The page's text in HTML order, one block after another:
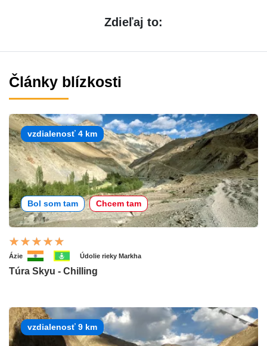
Zdieľaj to:
Články blízkosti
vzdialenosť 4 km
Bol som tam Chcem tam
Ázie Údolie rieky Markha
Túra Skyu - Chilling
vzdialenosť 9 km